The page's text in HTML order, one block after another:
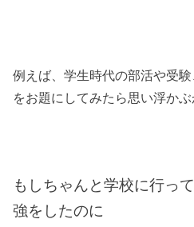
例えば、学生時代の部活や受
をお題にしてみたら思い浮かぶ
もしちゃんと学校に行っ
強をしたのに